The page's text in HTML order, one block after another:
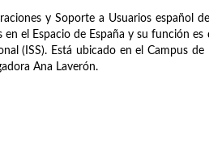
y Soporte a Usuarios español
el Espacio de España y su función
(ISS). Está ubicado en el Campus
Ana Laverón.